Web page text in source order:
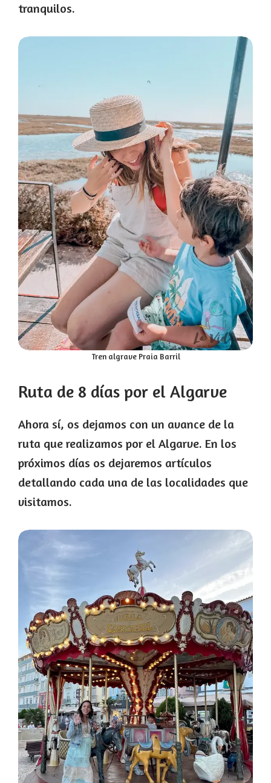
tranquilos.
Tren algrave Praia Barril
Ruta de 8 días por el Algarve
Ahora sí, os dejamos con un avance de la
ruta que realizamos por el Algarve. En los
próximos días os dejaremos artículos
detallando cada una de las localidades que
visitamos.